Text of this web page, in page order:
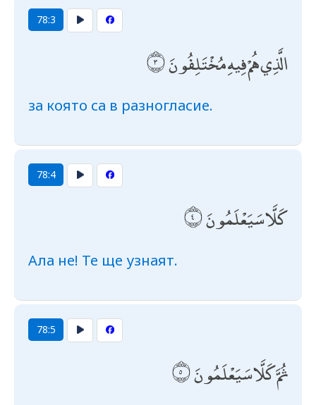
78:3
الَّذِي هُمْ فِيهِ مُخْتَلِفُونَ
за която са в разногласие.
78:4
كَلَّا سَيَعْلَمُونَ
Ала не! Те ще узнаят.
78:5
ثُمَّ كَلَّا سَيَعْلَمُونَ